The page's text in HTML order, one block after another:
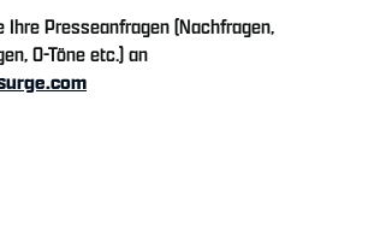
Ihre Presseanfragen (Nachfragen,
O-Töne etc.) an